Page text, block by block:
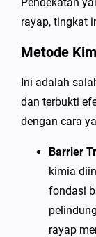
rayap, tingkat
Metode
Ini adalah
dan terbukti
dengan cara
Barrier
kimia
fondasi
rayap